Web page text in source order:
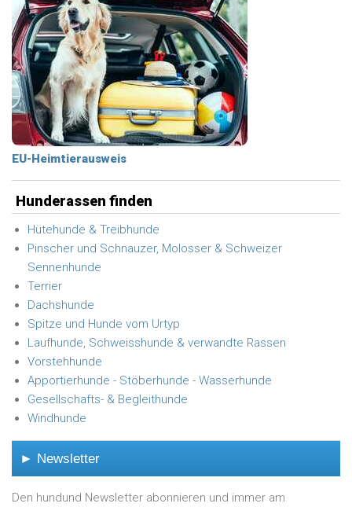
EU-Heimtierausweis
Hunderassen finden
Hütehunde & Treibhunde
Pinscher und Schnauzer, Molosser & Schweizer
Sennenhunde
Terrier
Dachshunde
Spitze und Hunde vom Urtyp
Laufhunde, Schweisshunde & verwandte Rassen
Vorstehhunde
Apportierhunde - Stöberhunde - Wasserhunde
Gesellschafts- & Begleithunde
Windhunde
► Newsletter
Den hundund Newsletter abonnieren und immer am